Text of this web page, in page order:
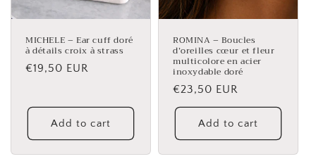
MICHELE – Ear cuff doré
à détails croix à strass
Regular
€19,50 EUR
Add to cart
ROMINA – Boucles
d’oreilles cœur et fleur
multicolore en acier
inoxydable doré
Regular
price
€23,50 EUR
Add to cart